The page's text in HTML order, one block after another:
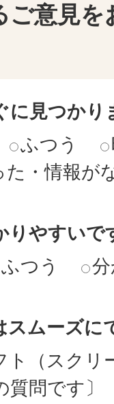
ご意見を
に見つかり
ふつう
た・情報が
りやすいで
ふつう
スムーズに
ト（スク
問です〕